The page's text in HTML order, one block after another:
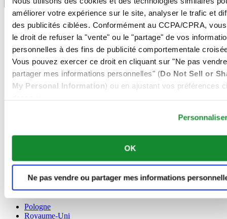
améliorer votre expérience sur le site, analyser le trafic et
des publicités ciblées. Conformément au CCPA/CPRA,
le droit de refuser la "vente" ou le "partage" de vos
personnelles à des fins de publicité comportementale
Vous pouvez exercer ce droit en cliquant sur "Ne pas
partager mes informations personnelles" (Do Not Sell or
My Personal Information) ou en ajustant vos préférences
OK
Ne pas vendre ou partager mes informations
Sélecteur de langue
Allemagne
Autriche
Belgique
Dutch
Français
English
简体中文
France
English
Norvège
Pays-Bas
Pologne
Royaume-Uni